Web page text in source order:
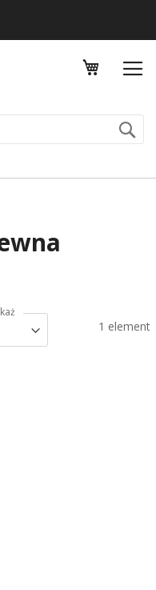
Mój
1 element